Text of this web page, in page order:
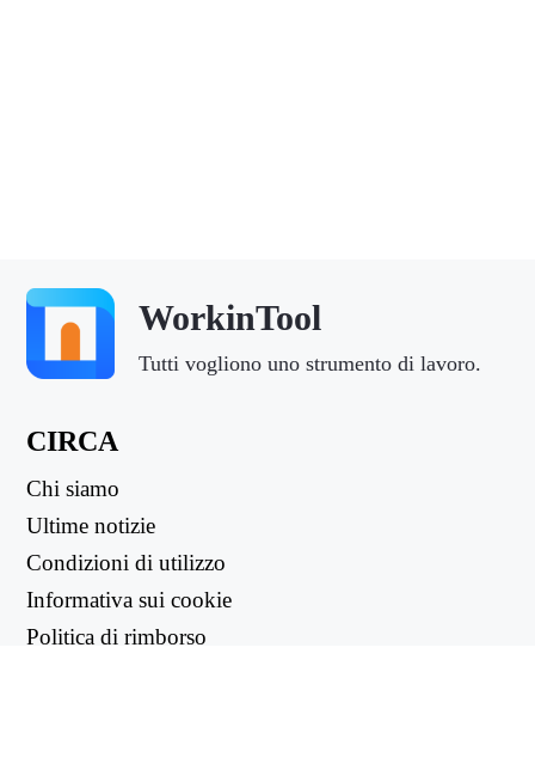
WorkinTool
Tutti vogliono uno strumento di lavoro.
CIRCA
Chi siamo
Ultime notizie
Condizioni di utilizzo
Informativa sui cookie
Politica di rimborso